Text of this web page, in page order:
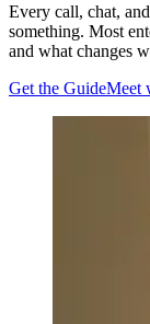
Every call, chat,
something. Most
and what changes
Get the GuideMeet